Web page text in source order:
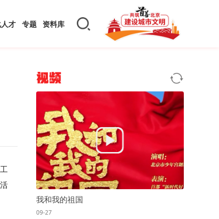
才 专题 资料库
视频
我和我的祖国
09-27